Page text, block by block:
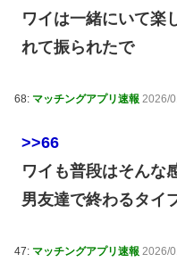
ワイは一緒にいて楽
れて振られたで
68: マッチングアプリ速報 2026/
>>66
ワイも普段はそんな
男友達で終わるタイ
47: マッチングアプリ速報 2026/